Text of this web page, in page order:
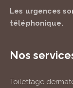
Les urgences
téléphonique.
Nos
Toilettage